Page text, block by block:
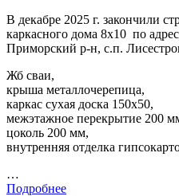
В декабре 2025 г. закончили
каркасного дома 8х10 по
Приморский р-н, с.п.
Жб сваи,
крыша металлочерепица,
каркас сухая доска 150х50,
межэтажное перекрытие 200
цоколь 200 мм,
внутренняя отделка
…
Подробнее